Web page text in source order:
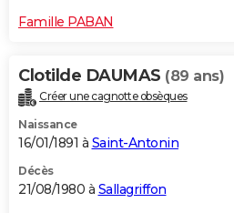
Famille PABAN
Clotilde DAUMAS (89 ans)
Créer une cagnotte obsèques
Naissance
16/01/1891 à Saint-Antonin
Décès
21/08/1980 à Sallagriffon